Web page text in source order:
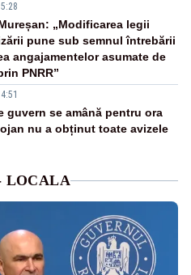
„Modificarea legii
pune sub semnul întrebării
angajamentelor asumate de
PNRR”
guvern se amână pentru ora
nu a obținut toate avizele
LOCALA